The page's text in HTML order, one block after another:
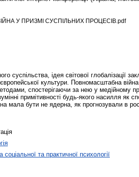
У ПРИЗМІ СУСПІЛЬНИХ ПРОЦЕСІВ.pdf
ідея світової глобалізації
культури. Повномасштабна війна
спостерігаючи за нею у медійному
примітивності будь-якого насилля як
мала бути не ядерна, як прогнозували в
та практичної психології